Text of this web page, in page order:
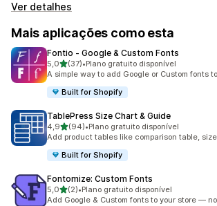
Ver detalhes
Mais aplicações como esta
Fontio ‑ Google & Custom Fonts
5,0de 5 estrelas
(37)
37 total de avaliações
•Plano gratuito disponível
A simple way to add Google or Custom fonts
Built for Shopify
TablePress Size Chart & Guide
4,9de 5 estrelas
(94)
94 total de avaliações
•Plano gratuito disponível
Add product tables like comparison table,
Built for Shopify
Fontomize: Custom Fonts
5,0de 5 estrelas
(2)
2 total de avaliações
•Plano gratuito disponível
Add Google & Custom fonts to your store —